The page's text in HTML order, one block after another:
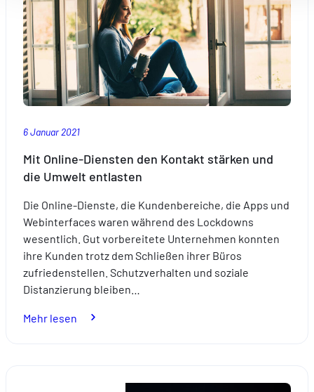
Mesurer l'audience en suivant le nombre de visiteurs et
comprenant comment vous arrivez sur notre site.
Proposer des offres et services personnalisés et en
les performances. Partager des informations avec les
sociaux utilisés et vous permettre de visualiser du contenu
hébergé sur un site externe.
neue
Kennzeichnung
interpretieren?
6 Januar 2021
Mit Online-Diensten den Kontakt stärken und
die Umwelt entlasten
Die Online-Dienste, die Kundenbereiche, die Apps und
Webinterfaces waren während des Lockdowns
wesentlich. Gut vorbereitete Unternehmen konnten
ihre Kunden trotz dem Schließen ihrer Büros
zufriedenstellen. Schutzverhalten und soziale
Distanzierung bleiben…
Mehr lesen